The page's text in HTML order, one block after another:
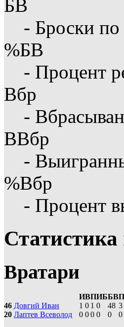
БВ
- Броски по
%БВ
- Процент
Вбр
-
ВВбр
-
%Вбр
- Процент
Вратари
ИВПИББВ
46 Довгий Иван 1 0 1 0 48 3
20 Лаптев Всеволод 0 00 0 0 0